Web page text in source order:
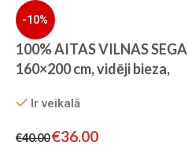
-10%
100% AITAS VILNAS SEGA
160×200 cm, vidēji bieza,
Ir veikalā
€40.00 €36.00